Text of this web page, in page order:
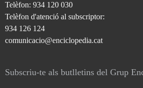
Telèfon: 934 120 030
Telèfon d'atenció al subscriptor:
934 126 124
comunicacio@enciclopedia.cat
Subscriu-te als butlletins del Grup